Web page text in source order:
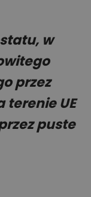
w
przez
terenie UE
puste